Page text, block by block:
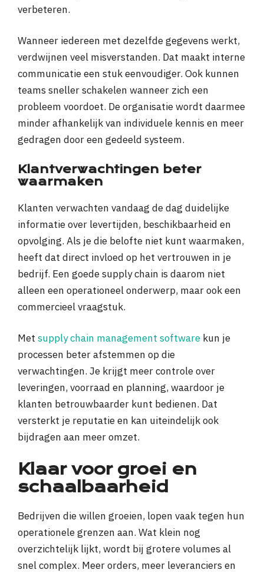
verbeteren.
Wanneer iedereen met dezelfde gegevens werkt,
verdwijnen veel misverstanden. Dat maakt interne
communicatie een stuk eenvoudiger. Ook kunnen
teams sneller schakelen wanneer zich een
probleem voordoet. De organisatie wordt daarmee
minder afhankelijk van individuele kennis en meer
gedragen door een gedeeld systeem.
Klantverwachtingen beter
waarmaken
Klanten verwachten vandaag de dag duidelijke
informatie over levertijden, beschikbaarheid en
opvolging. Als je die belofte niet kunt waarmaken,
heeft dat direct invloed op het vertrouwen in je
bedrijf. Een goede supply chain is daarom niet
alleen een operationeel onderwerp, maar ook een
commercieel vraagstuk.
Met supply chain management software kun je
processen beter afstemmen op die
verwachtingen. Je krijgt meer controle over
leveringen, voorraad en planning, waardoor je
klanten betrouwbaarder kunt bedienen. Dat
versterkt je reputatie en kan uiteindelijk ook
bijdragen aan meer omzet.
Klaar voor groei en
schaalbaarheid
Bedrijven die willen groeien, lopen vaak tegen hun
operationele grenzen aan. Wat klein nog
overzichtelijk lijkt, wordt bij grotere volumes al
snel complex. Meer orders, meer leveranciers en